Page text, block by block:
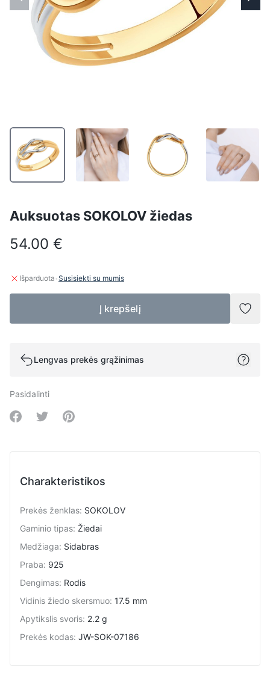
Auksuotas SOKOLOV žiedas
54.00 €
Išparduota ·Susisiekti su mumis
Į krepšelį
Lengvas prekės grąžinimas
Pasidalinti
Share on Facebook
Share on Twitter
Share on Pinterest
Charakteristikos
Prekės ženklas: SOKOLOV
Gaminio tipas: Žiedai
Medžiaga: Sidabras
Praba: 925
Dengimas: Rodis
Vidinis žiedo skersmuo: 17.5 mm
Apytikslis svoris: 2.2 g
Prekės kodas: JW-SOK-07186